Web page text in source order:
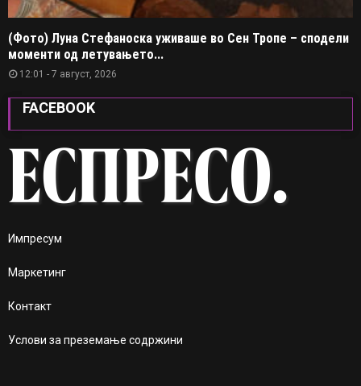
(Фото) Луна Стефаноска уживаше во Сен Тропе – сподели
моменти од летувањето...
12:01 - 7 август, 2026
FACEBOOK
Импресум
Маркетинг
Контакт
Услови за преземање содржини